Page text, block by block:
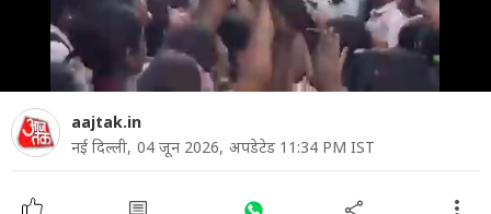
aajtak.in
नई दिल्ली, 04 जून 2026, अपडेटेड 11:34 PM IST